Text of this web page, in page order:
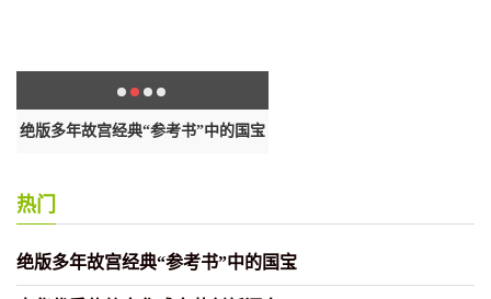
绝版多年故宫经典“参考书”中的国宝
热门
绝版多年故宫经典“参考书”中的国宝